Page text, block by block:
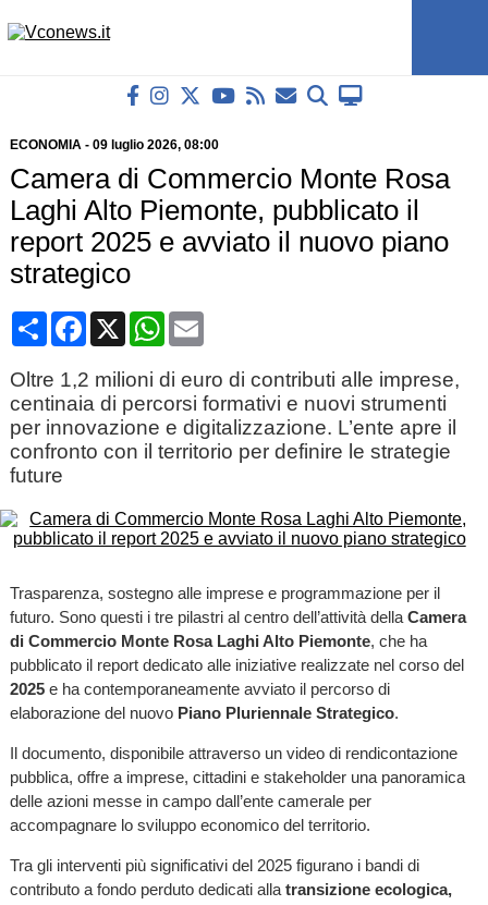
ECONOMIA- 09 luglio 2026, 08:00
Camera di Commercio Monte Rosa
Laghi Alto Piemonte, pubblicato il
report 2025 e avviato il nuovo piano
strategico
CondividiFacebook
X WhatsApp
Email
Oltre 1,2 milioni di euro di contributi alle imprese,
centinaia di percorsi formativi e nuovi strumenti
per innovazione e digitalizzazione. L’ente apre il
confronto con il territorio per definire le strategie
future
Trasparenza, sostegno alle imprese e programmazione per il
futuro. Sono questi i tre pilastri al centro dell’attività della Camera
di Commercio Monte Rosa Laghi Alto Piemonte, che ha
pubblicato il report dedicato alle iniziative realizzate nel corso del
2025e ha contemporaneamente avviato il percorso di
elaborazione del nuovo Piano Pluriennale Strategico.
Il documento, disponibile attraverso un video di rendicontazione
pubblica, offre a imprese, cittadini e stakeholder una panoramica
delle azioni messe in campo dall’ente camerale per
accompagnare lo sviluppo economico del territorio.
Tra gli interventi più significativi del 2025 figurano i bandi di
contributo a fondo perduto dedicati alla transizione ecologica,